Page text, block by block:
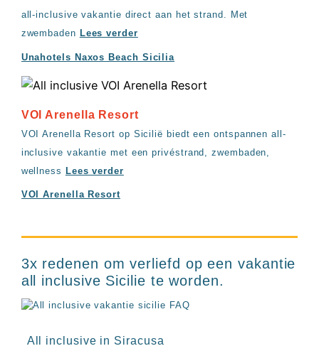
all-inclusive vakantie direct aan het strand. Met
zwembaden Lees verder
Unahotels Naxos Beach Sicilia
VOI Arenella Resort
VOI Arenella Resort op Sicilië biedt een ontspannen all-
inclusive vakantie met een privéstrand, zwembaden,
wellness Lees verder
VOI Arenella Resort
3x redenen om verliefd op een vakantie
all inclusive Sicilie te worden.
All inclusive in Siracusa